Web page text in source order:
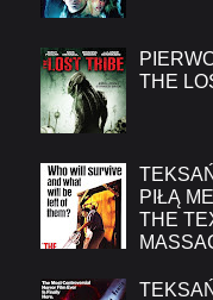
THE
PIŁĄ
THE